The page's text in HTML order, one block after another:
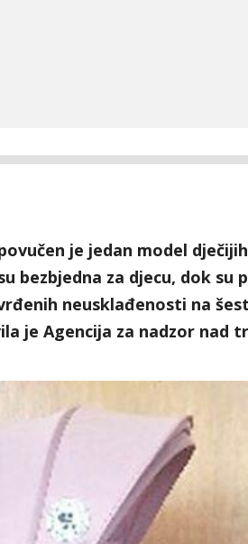
je jedan model
bezbjedna za djecu, dok su
neusklađenosti na
je Agencija za nadzor nad